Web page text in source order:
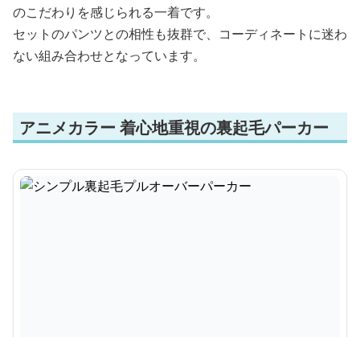
のこだわりを感じられる一着です。
セットのパンツとの相性も抜群で、コーディネートに迷わ
ない組み合わせとなっています。
アニメカラー 着心地重視の裏起毛パーカー